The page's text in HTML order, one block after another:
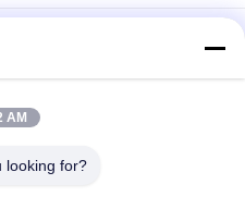
проницаемости
и отсутствие
нетканой ткани с
для проверки
AM
looking for?